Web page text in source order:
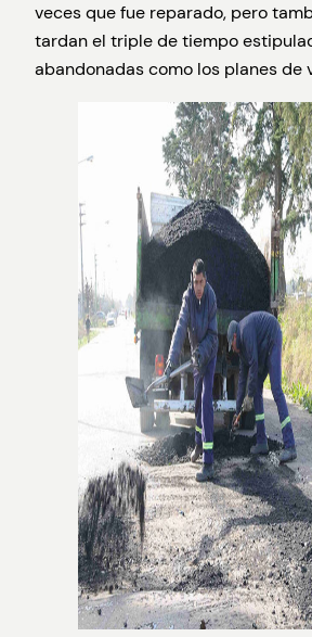
veces que fue reparado, pero
tardan el triple de tiempo
abandonadas como los planes de